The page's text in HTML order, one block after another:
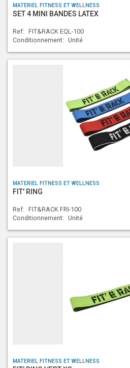
MATERIEL FITNESS ET WELLNESS
SET 4 MINI BANDES LATEX
Ref: FIT&RACK EQL-100
Conditionnement: Unité
MATERIEL FITNESS ET WELLNESS
FIT' RING
Ref: FIT&RACK FRI-100
Conditionnement: Unité
MATERIEL FITNESS ET WELLNESS